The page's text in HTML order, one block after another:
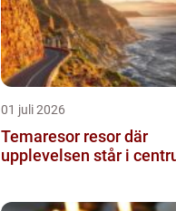
01 juli 2026
Temaresor resor där
upplevelsen står i